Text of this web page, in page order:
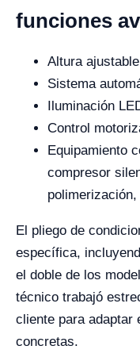
funciones
Altura
Sistema
Iluminación
Control
Equipamiento
compresor
El pliego de
específica,
el doble de los
técnico trabajó
cliente para adaptar
concretas.